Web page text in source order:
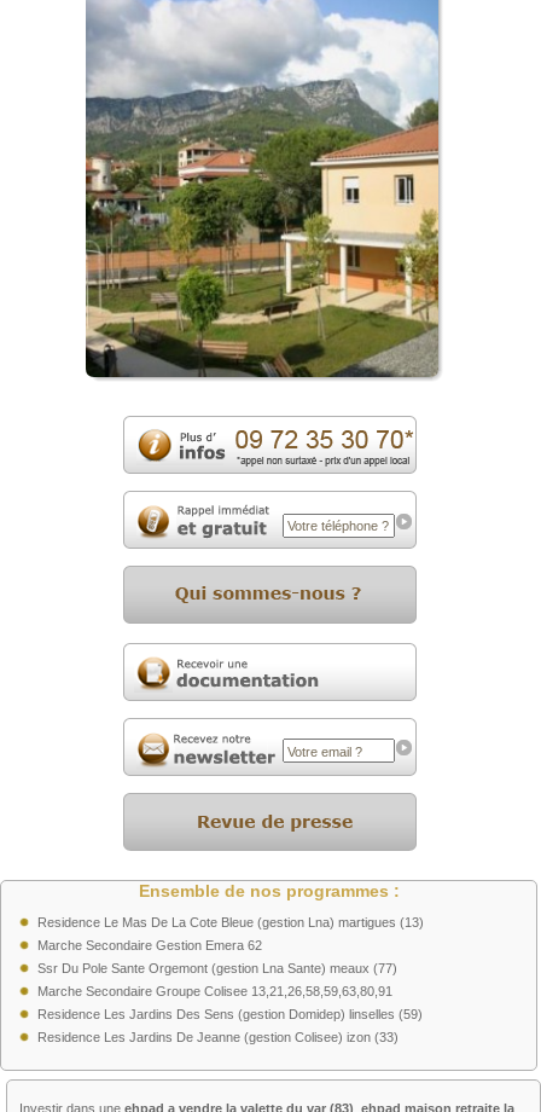
Ensemble de nos programmes :
Residence Le Mas De La Cote Bleue (gestion Lna) martigues (13)
Marche Secondaire Gestion Emera 62
Ssr Du Pole Sante Orgemont (gestion Lna Sante) meaux (77)
Marche Secondaire Groupe Colisee 13,21,26,58,59,63,80,91
Residence Les Jardins Des Sens (gestion Domidep) linselles (59)
Residence Les Jardins De Jeanne (gestion Colisee) izon (33)
Investir dans une ehpad a vendre la valette du var (83) ehpad maison retraite la